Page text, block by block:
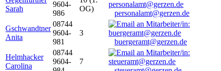
Sarah
9604-
986
OG)
personalamt@gerzen.de
Gschwandtner
Anita
08744
9604-
981
3
buergeramt@gerzen.de
Helmhacker
Carolina
08744
9604-
7